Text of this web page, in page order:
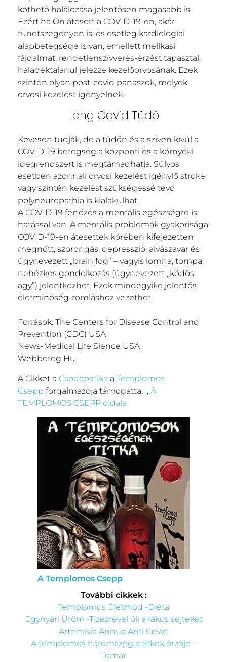
köthető halálozása jelentősen magasabb is.
Ezért ha Ön átesett a COVID-19-en, akár
tünetszegényen is, és esetleg kardiológiai
alapbetegsége is van, emellett mellkasi
fájdalmat, rendetlenszívverés-érzést tapasztal,
haladéktalanul jelezze kezelőorvosának. Ezek
szintén olyan post-covid panaszok, melyek
orvosi kezelést igényelnek.
Long Covid Tüdő
Kevesen tudják, de a tüdőn és a szíven kívül a
COVID-19 betegség a központi és a környéki
idegrendszert is megtámadhatja. Súlyos
esetben azonnali orvosi kezelést igénylő stroke
vagy szintén kezelést szükségessé tevő
polyneuropathia is kialakulhat.
A COVID-19 fertőzés a mentális egészségre is
hatással van. A mentális problémák gyakorisága
COVID-19-en átesettek körében kifejezetten
megnőtt, szorongás, depresszió, alvászavar és
úgynevezett „brain fog” – vagyis lomha, tompa,
nehézkes gondolkozás (úgynevezett „ködös
agy”) jelentkezhet. Ezek mindegyike jelentős
életminőség-romláshoz vezethet.
Források: The Centers for Disease Control and
Prevention (CDC) USA
News-Medical Life Sience USA
Webbeteg Hu
A Cikket a Csodapatika a Templomos
Csepp forgalmazója támogatta. , A
TEMPLOMOS CSEPP oldala
A Templomos Csepp
További cikkek :
Templomos Életmód -Diéta
Egynyári Üröm -Tízezrével öli a rákos sejteket
Artemisia Annua Anti Covid
A templomos háromszög a titkok őrzője –
Tomar